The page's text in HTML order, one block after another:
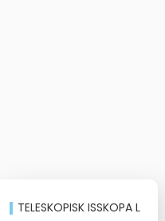
TELESKOPISK ISSKOPA L